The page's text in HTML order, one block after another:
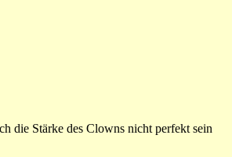
die Stärke des Clowns nicht perfekt sein